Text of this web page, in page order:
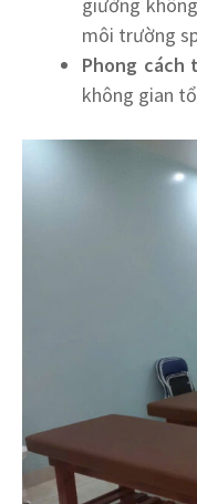
môi trường
Phong cách
không gian